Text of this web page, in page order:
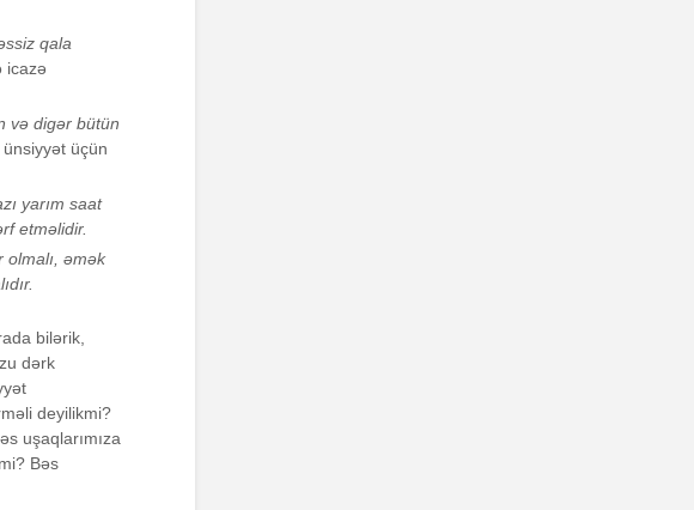
qala
icazə
və digər bütün
üçün
yarım saat
etməlidir.
əmək
bilərik,
dərk
deyilikmi?
uşaqlarımıza
Bəs